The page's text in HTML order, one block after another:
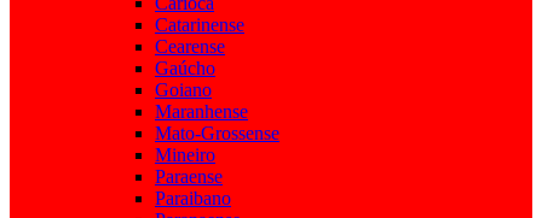
Catarinense
Cearense
Gaúcho
Goiano
Maranhense
Mato-Grossense
Mineiro
Paraense
Paraibano